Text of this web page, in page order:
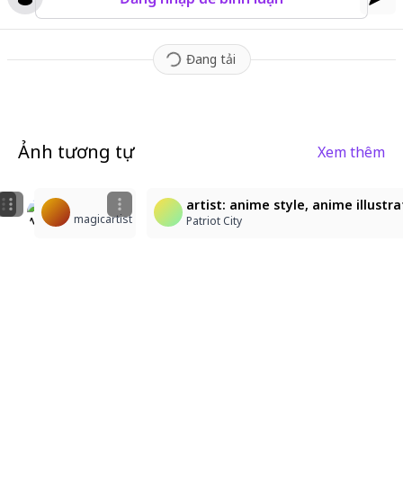
Đang tải
Ảnh tương tự Xem thêm
Fate Nefer challenges the sky
Mark Avar
Kanon_style,high quality,cel
Tsukasa Van
magicartist
artist: anime style, anime
Patriot City